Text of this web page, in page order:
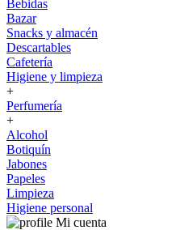
Bebidas
Bazar
Snacks y almacén
Descartables
Cafetería
Higiene y limpieza
+
Perfumería
+
Alcohol
Botiquín
Jabones
Papeles
Limpieza
Higiene personal
Mi cuenta